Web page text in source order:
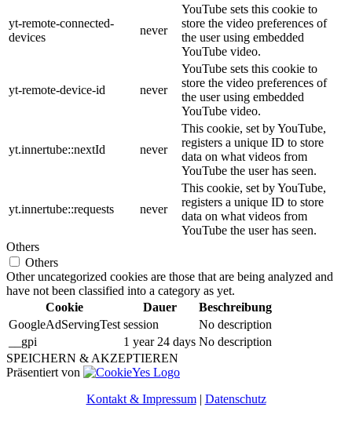
yt-remote-connected-
devices
never
YouTube sets this cookie to
store the video preferences of
the user using embedded
YouTube video.
yt-remote-device-id never
YouTube sets this cookie to
store the video preferences of
the user using embedded
YouTube video.
yt.innertube::nextId never
This cookie, set by YouTube,
registers a unique ID to store
data on what videos from
YouTube the user has seen.
yt.innertube::requests never
This cookie, set by YouTube,
registers a unique ID to store
data on what videos from
YouTube the user has seen.
Others
Others
Other uncategorized cookies are those that are being analyzed and
have not been classified into a category as yet.
Cookie
Dauer
Beschreibung
GoogleAdServingTest session
No description
__gpi
1 year 24 days No description
SPEICHERN & AKZEPTIEREN
Präsentiert von
Kontakt & Impressum| Datenschutz